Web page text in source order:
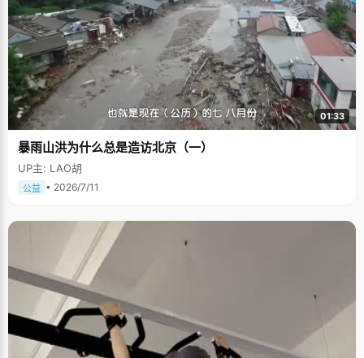
01:33
暴雨山洪为什么总是造访北京（一）
UP主: LAO胡
公益 • 2026/7/11